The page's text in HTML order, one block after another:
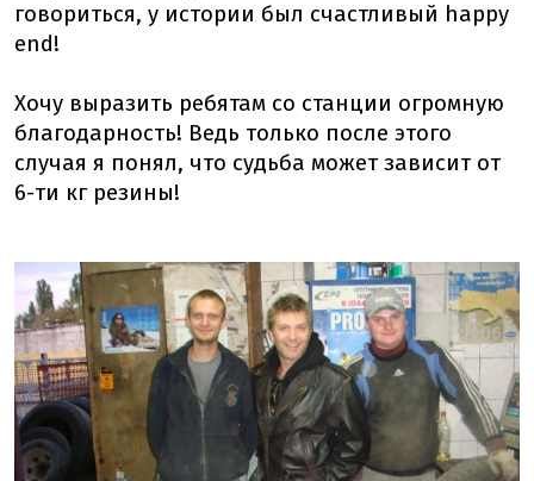
говориться, у истории был счастливый happy
end!
Хочу выразить ребятам со станции огромную
благодарность! Ведь только после этого
случая я понял, что судьба может зависит от
6-ти кг резины!